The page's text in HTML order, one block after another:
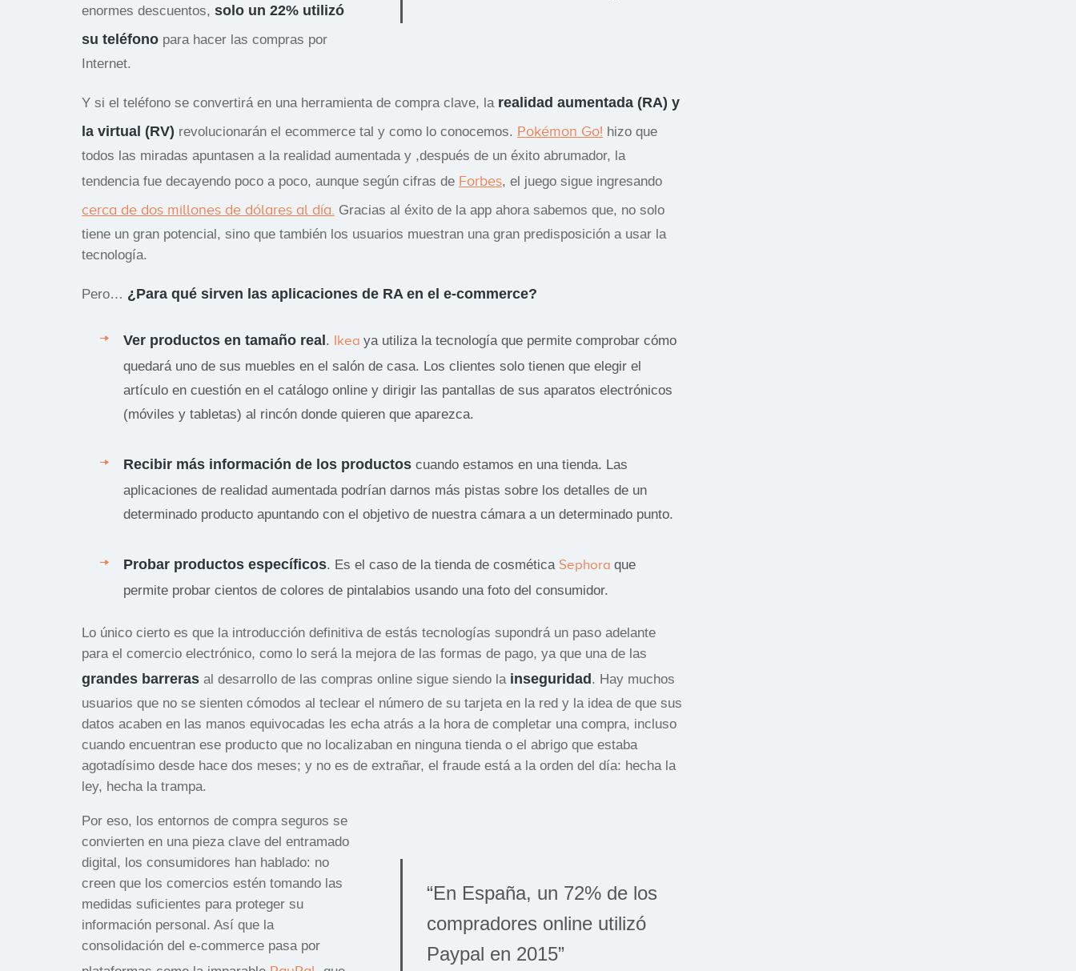
enormes descuentos, solo un 22% utilizó
su teléfono para hacer las compras por
Internet.
Y si el teléfono se convertirá en una herramienta de compra clave, la realidad aumentada (RA) y
la virtual (RV) revolucionarán el ecommerce tal y como lo conocemos. Pokémon Go! hizo que
todos las miradas apuntasen a la realidad aumentada y ,después de un éxito abrumador, la
tendencia fue decayendo poco a poco, aunque según cifras de Forbes, el juego sigue ingresando
cerca de dos millones de dólares al día. Gracias al éxito de la app ahora sabemos que, no solo
tiene un gran potencial, sino que también los usuarios muestran una gran predisposición a usar la
tecnología.
Pero… ¿Para qué sirven las aplicaciones de RA en el e-commerce?
Ver productos en tamaño real. Ikea ya utiliza la tecnología que permite comprobar cómo
quedará uno de sus muebles en el salón de casa. Los clientes solo tienen que elegir el
artículo en cuestión en el catálogo online y dirigir las pantallas de sus aparatos electrónicos
(móviles y tabletas) al rincón donde quieren que aparezca.
Recibir más información de los productos cuando estamos en una tienda. Las
aplicaciones de realidad aumentada podrían darnos más pistas sobre los detalles de un
determinado producto apuntando con el objetivo de nuestra cámara a un determinado punto.
Probar productos específicos. Es el caso de la tienda de cosmética Sephora que
permite probar cientos de colores de pintalabios usando una foto del consumidor.
Lo único cierto es que la introducción definitiva de estás tecnologías supondrá un paso adelante
para el comercio electrónico, como lo será la mejora de las formas de pago, ya que una de las
grandes barreras al desarrollo de las compras online sigue siendo la inseguridad. Hay muchos
usuarios que no se sienten cómodos al teclear el número de su tarjeta en la red y la idea de que sus
datos acaben en las manos equivocadas les echa atrás a la hora de completar una compra, incluso
cuando encuentran ese producto que no localizaban en ninguna tienda o el abrigo que estaba
agotadísimo desde hace dos meses; y no es de extrañar, el fraude está a la orden del día: hecha la
ley, hecha la trampa.
“En España, un 72% de los
compradores online utilizó
Paypal en 2015”
Por eso, los entornos de compra seguros se
convierten en una pieza clave del entramado
digital, los consumidores han hablado: no
creen que los comercios estén tomando las
medidas suficientes para proteger su
información personal. Así que la
consolidación del e-commerce pasa por